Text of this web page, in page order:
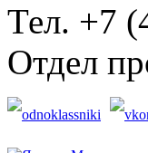
Тел. +7
Отдел